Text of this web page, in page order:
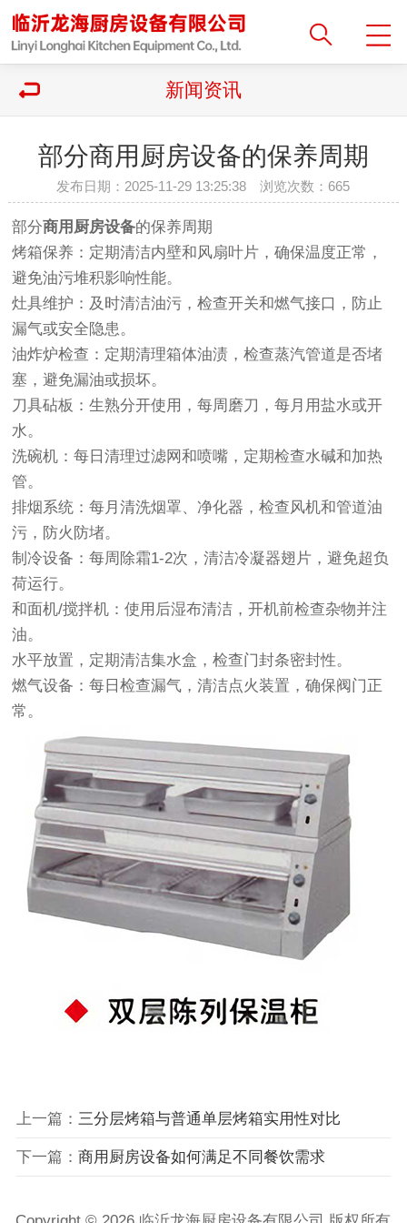
新闻资讯
部分商用厨房设备的保养周期
发布日期：2025-11-29 13:25:38 浏览次数： 665
部分商用厨房设备的保养周期
烤箱保养‌：定期清洁内壁和风扇叶片，确保温度正常，
避免油污堆积影响性能‌。
灶具维护‌：及时清洁油污，检查开关和燃气接口，防止
漏气或安全隐患‌。
油炸炉检查‌：定期清理箱体油渍，检查蒸汽管道是否堵
塞，避免漏油或损坏‌。
刀具砧板‌：生熟分开使用，每周磨刀，每月用盐水或开
水。
洗碗机‌：每日清理过滤网和喷嘴，定期检查水碱和加热
管‌。
排烟系统‌：每月清洗烟罩、净化器，检查风机和管道油
污，防火防堵‌。
制冷设备‌：每周除霜1-2次，清洁冷凝器翅片，避免超负
荷运行‌。
和面机/搅拌机‌：使用后湿布清洁，开机前检查杂物并注
油‌。
水平放置，定期清洁集水盒，检查门封条密封性‌。
燃气设备‌：每日检查漏气，清洁点火装置，确保阀门正
常。
上一篇： 三分层烤箱与普通单层烤箱实用性对比
下一篇： 商用厨房设备如何满足不同餐饮需求